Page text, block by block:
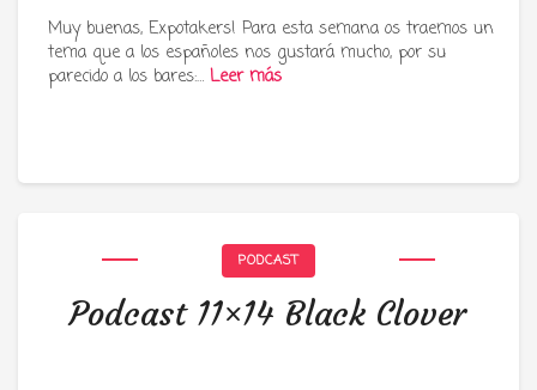
Muy buenas, Expotakers! Para esta semana os traemos un
tema que a los españoles nos gustará mucho, por su
parecido a los bares:… Leer más
PODCAST
Podcast 11×14 Black Clover